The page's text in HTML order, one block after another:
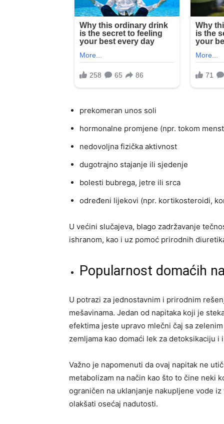
prekomeran unos soli
hormonalne promjene (npr. tokom
nedovoljna fizička aktivnost
dugotrajno stajanje ili sjedenje
bolesti bubrega, jetre ili srca
određeni lijekovi (npr. kortikosteroidi,
U većini slučajeva, blago zadržavanje
ishranom, kao i uz pomoć prirodnih
Popularnost domaćih
U potrazi za jednostavnim i prirodnim
mešavinama. Jedan od napitaka koji je
efektima jeste upravo mlečni čaj sa
zemljama kao domaći lek za detoksikaciju i
Važno je napomenuti da ovaj napitak ne
metabolizam na način kao što to čine neki
ograničen na uklanjanje nakupljene vode
olakšati osećaj nadutosti.